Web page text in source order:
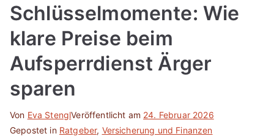
Schlüsselmomente: Wie
klare Preise beim
Aufsperrdienst Ärger
sparen
Von Eva StenglVeröffentlicht am 24. Februar 2026
Gepostet in Ratgeber, Versicherung und Finanzen